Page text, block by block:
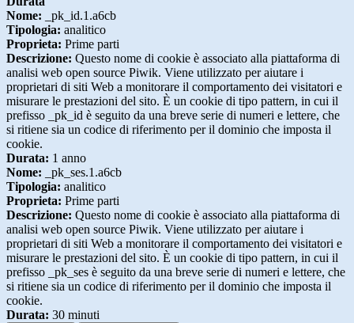
Nome: _pk_id.1.a6cb
Tipologia: analitico
Proprieta: Prime parti
Descrizione: Questo nome di cookie è associato alla piattaforma di
analisi web open source Piwik. Viene utilizzato per aiutare i
proprietari di siti Web a monitorare il comportamento dei visitatori e
misurare le prestazioni del sito. È un cookie di tipo pattern, in cui il
prefisso _pk_id è seguito da una breve serie di numeri e lettere, che
si ritiene sia un codice di riferimento per il dominio che imposta il
cookie.
Durata: 1 anno
Nome: _pk_ses.1.a6cb
Tipologia: analitico
Proprieta: Prime parti
Descrizione: Questo nome di cookie è associato alla piattaforma di
analisi web open source Piwik. Viene utilizzato per aiutare i
proprietari di siti Web a monitorare il comportamento dei visitatori e
misurare le prestazioni del sito. È un cookie di tipo pattern, in cui il
prefisso _pk_ses è seguito da una breve serie di numeri e lettere, che
si ritiene sia un codice di riferimento per il dominio che imposta il
cookie.
Durata: 30 minuti